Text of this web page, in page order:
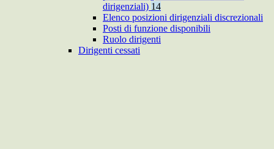
dirigenziali) 14
Elenco posizioni dirigenziali discrezionali
Posti di funzione disponibili
Ruolo dirigenti
Dirigenti cessati